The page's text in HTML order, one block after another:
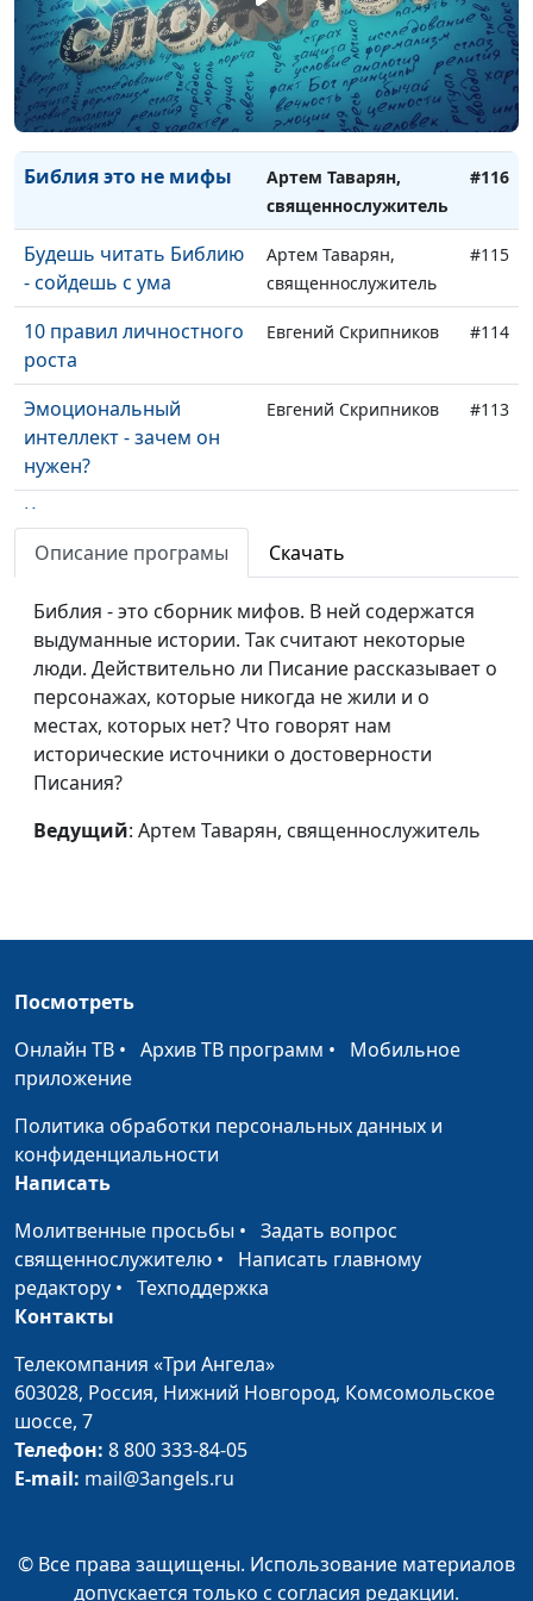
Библия и наука -
противоречий нет
Артем Таварян,
священнослужитель
#118
Противоречия в
Библии
Артем Таварян,
священнослужитель
#117
Библия это не мифы
Артем Таварян,
священнослужитель
#116
Будешь читать Библию
- сойдешь с ума
Артем Таварян,
священнослужитель
#115
10 правил личностного
роста
Евгений Скрипников #114
Эмоциональный
интеллект - зачем он
нужен?
Евгений Скрипников #113
Как создается
настоящий успех?
Библии
Инструкция по
созданию семьи
Евгений Скрипников #110
Постановка целей Евгений Скрипников
Польза прощения
Критика в интернете:
Евгений Скрипников #107
привычки
«Как аукнется, так и
откликнется»
Евгений Скрипников
Влияние интернета на
подростка
Евгений Скрипников
или вред?
Библия. Инструкция по
применению
Евгений Скрипников
Чек-лист по Библии Евгений Скрипников
Благодарность
Александр Кузнецов,
#81
Методы управления
Полезные утренние
ритуалы
Александр Кузнецов,
лайф-коуч
#79
Описание програмы Скачать
Библия - это сборник мифов. В ней содержатся
выдуманные истории. Так считают некоторые
люди. Действительно ли Писание рассказывает о
персонажах, которые никогда не жили и о
местах, которых нет? Что говорят нам
исторические источники о достоверности
Писания?
Ведущий: Артем Таварян, священнослужитель
Посмотреть
Онлайн ТВ • Архив ТВ программ • Мобильное
приложение
Политика обработки персональных данных и
конфиденциальности
Написать
Молитвенные просьбы • Задать вопрос
священнослужителю • Написать главному
редактору • Техподдержка
Контакты
Телекомпания «Три Ангела»
603028, Россия, Нижний Новгород, Комсомольское
шоссе, 7
Телефон: 8 800 333-84-05
E-mail: mail@3angels.ru
© Все права защищены. Использование материалов
допускается только с согласия редакции.